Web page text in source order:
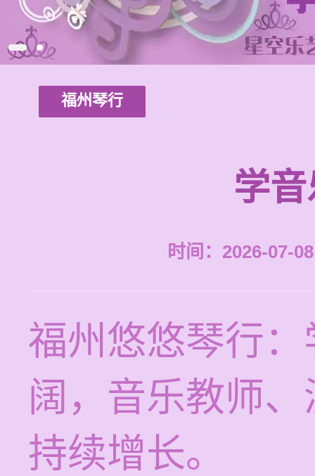
福州琴行
学
时间：2026-07-
福州悠悠琴行
阔，音乐教师
持续增长。